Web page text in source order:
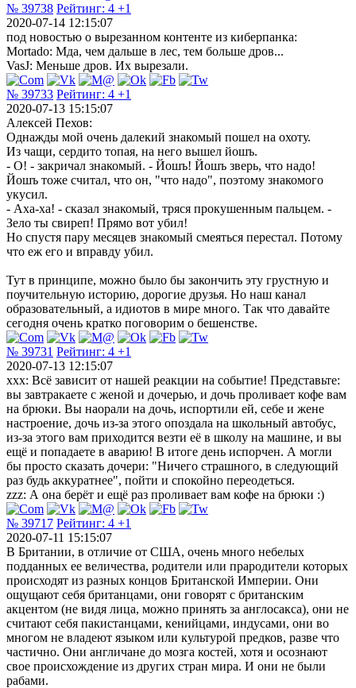
№ 39738 Рейтинг: 4 +1
2020-07-14 12:15:07
под новостью о вырезанном контенте из киберпанка:
Mortado: Мда, чем дальше в лес, тем больше дров...
VasJ: Меньше дров. Их вырезали.
№ 39733 Рейтинг: 4 +1
2020-07-13 15:15:07
Алексей Пехов:
Однажды мой очень далекий знакомый пошел на охоту.
Из чащи, сердито топая, на него вышел йошъ.
- О! - закричал знакомый. - Йошъ! Йошъ зверь, что надо!
Йошъ тоже считал, что он, "что надо", поэтому знакомого
укусил.
- Аха-ха! - сказал знакомый, тряся прокушенным пальцем. -
Зело ты свиреп! Прямо вот убил!
Но спустя пару месяцев знакомый смеяться перестал. Потому
что еж его и вправду убил.
Тут в принципе, можно было бы закончить эту грустную и
поучительную историю, дорогие друзья. Но наш канал
образовательный, а идиотов в мире много. Так что давайте
сегодня очень кратко поговорим о бешенстве.
№ 39731 Рейтинг: 4 +1
2020-07-13 12:15:07
xxx: Всё зависит от нашей реакции на событие! Представьте:
вы завтракаете с женой и дочерью, и дочь проливает кофе вам
на брюки. Вы наорали на дочь, испортили ей, себе и жене
настроение, дочь из-за этого опоздала на школьный автобус,
из-за этого вам приходится везти её в школу на машине, и вы
ещё и попадаете в аварию! В итоге день испорчен. А могли
бы просто сказать дочери: "Ничего страшного, в следующий
раз будь аккуратнее", пойти и спокойно переодеться.
zzz: А она берёт и ещё раз проливает вам кофе на брюки :)
№ 39717 Рейтинг: 4 +1
2020-07-11 15:15:07
В Британии, в отличие от США, очень много небелых
подданных ее величества, родители или прародители которых
происходят из разных концов Британской Империи. Они
ощущают себя британцами, они говорят с британским
акцентом (не видя лица, можно принять за англосакса), они не
считают себя пакистанцами, кенийцами, индусами, они во
многом не владеют языком или культурой предков, разве что
частично. Они англичане до мозга костей, хотя и осознают
свое происхождение из других стран мира. И они не были
рабами.